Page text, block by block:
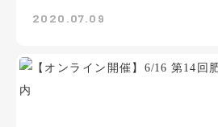
2020.07.09